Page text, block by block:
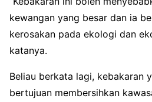
kewangan yang besar dan ia
kerosakan pada ekologi dan
katanya.
Beliau berkata lagi, kebakaran
bertujuan membersihkan